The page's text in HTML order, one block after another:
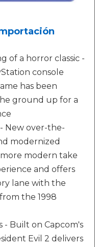
of a horror classic -
console
has been
ground up for a
New over-the-
modernized
modern take
and offers
lane with the
the 1998
- Built on Capcom's
Evil 2 delivers